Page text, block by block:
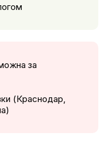
за
(Краснодар,